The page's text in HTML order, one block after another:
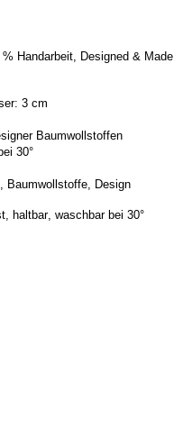
Handarbeit, Designed & Made
3 cm
Baumwollstoffen
30°
, Baumwollstoffe, Design
haltbar, waschbar bei 30°